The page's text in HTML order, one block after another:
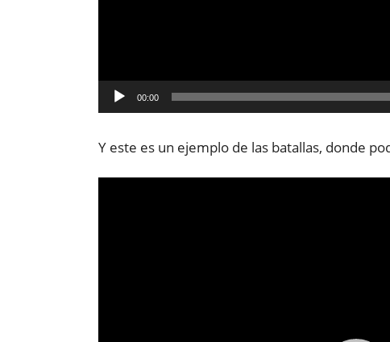
00:00
Y este es un ejemplo de las batallas, donde